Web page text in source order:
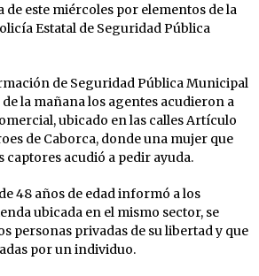
de este miércoles por elementos de la
Estatal de Seguridad Pública
de Seguridad Pública Municipal
la mañana los agentes acudieron a
ubicado en las calles Artículo
de Caborca, donde una mujer que
captores acudió a pedir ayuda.
48 años de edad informó a los
ubicada en el mismo sector, se
personas privadas de su libertad y que
por un individuo.